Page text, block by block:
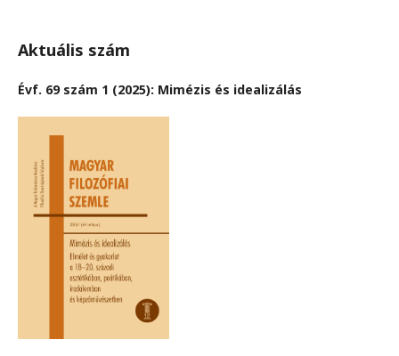
Aktuális szám
Évf. 69 szám 1 (2025): Mimézis és idealizálás